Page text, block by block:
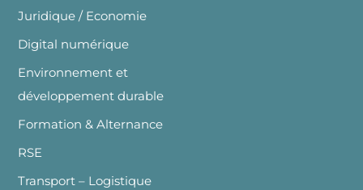
Juridique / Economie
Digital numérique
Environnement et
développement durable
Formation & Alternance
RSE
Transport – Logistique